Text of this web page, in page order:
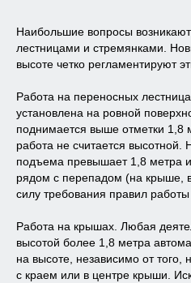
Наибольшие вопросы
лестницами и стремянками.
высоте четко регламентируют
Работа на переносных
установлена на ровной
поднимается выше отметки 1,8
работа не считается высотной.
подъема превышает 1,8 метра
рядом с перепадом (на крыше,
силу требования правил работы
Работа на крышах. Любая
высотой более 1,8 метра
на высоте, независимо от того,
с краем или в центре крыши.